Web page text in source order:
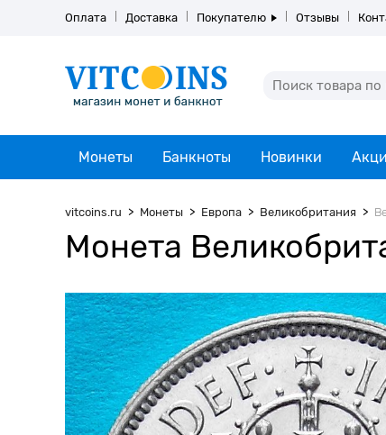
Оплата Доставка Покупателю Отзывы
Монеты Банкноты Новинки
vitcoins.ru Монеты Европа Великобритания
Монета